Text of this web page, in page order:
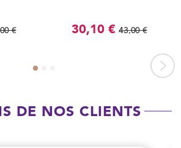
€ 30,10 € 43,00 €
DE NOS CLIENTS